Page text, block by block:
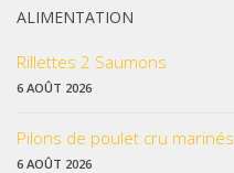
ALIMENTATION
Rillettes 2 Saumons
6 AOÛT 2026
Pilons de poulet cru marinés
6 AOÛT 2026